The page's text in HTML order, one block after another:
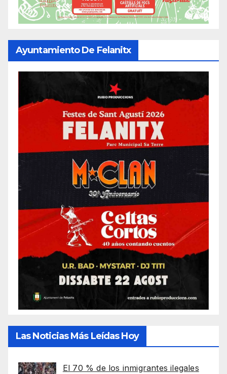
Ayuntamiento De Felanitx
Las Noticias Más Leídas Hoy
El 70 % de los inmigrantes ilegales